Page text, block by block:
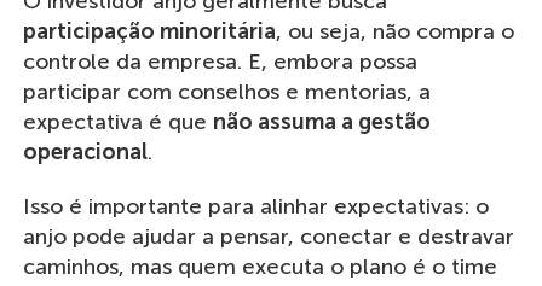
participação minoritária, ou seja, não compra o
controle da empresa. E, embora possa
participar com conselhos e mentorias, a
expectativa é que não assuma a gestão
operacional.
Isso é importante para alinhar expectativas: o
anjo pode ajudar a pensar, conectar e destravar
caminhos, mas quem executa o plano é o time